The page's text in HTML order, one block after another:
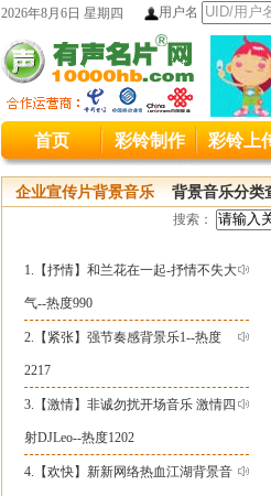
2026年8月6日 星期四 用户名
本站
本站原
首页 彩铃制作 彩铃上
企业宣传片背景音乐背景音乐分类
搜索：
1.【抒情】 和兰花在一起-抒情不失大
气--热度990
2.【 紧张】 强节奏感背景乐1--热度
2217
3.【激情】 非诚勿扰开场音乐 激情四
射DJLeo--热度1202
4.【欢快】 新新网络热血江湖背景音